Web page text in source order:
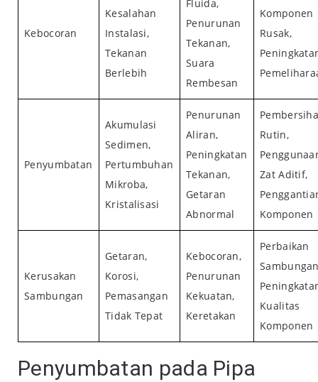
Kebocoran
Kesalahan
Instalasi,
Tekanan
Berlebih
Fluida,
Penurunan
Tekanan,
Suara
Rembesan
Komponen
Rusak,
Penyumbatan
Akumulasi
Sedimen,
Pertumbuhan
Mikroba,
Kristalisasi
Penurunan
Aliran,
Peningkatan
Tekanan,
Getaran
Abnormal
Rutin,
Zat Aditif,
Komponen
Kerusakan
Sambungan
Getaran,
Korosi,
Pemasangan
Tidak Tepat
Kebocoran,
Penurunan
Kekuatan,
Keretakan
Perbaikan
Kualitas
Komponen
Penyumbatan pada Pipa